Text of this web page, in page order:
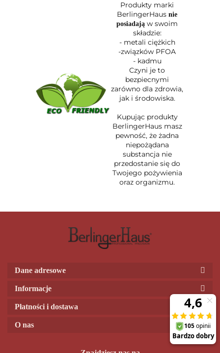
Produkty marki
BerlingerHaus nie
posiadają w swoim
składzie:
- metali ciężkich
-związków PFOA
- kadmu
Czyni je to
bezpiecnymi
zarówno dla zdrowia,
jak i środowiska.
Kupując produkty
BerlingerHaus masz
pewność, że żadna
niepożądana
substancja nie
przedostanie się do
Twojego pożywienia
oraz organizmu.
Dane adresowe
Informacje
Płatności i dostawa
O nas